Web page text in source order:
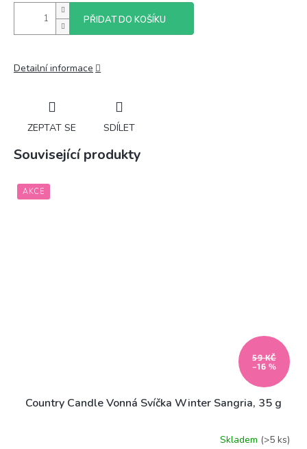
PŘIDAT DO KOŠÍKU
Detailní informace
ZEPTAT SE SDÍLET
Související produkty
AKCE
59 KČ
–16 %
Country Candle Vonná Svíčka Winter Sangria, 35 g
Skladem (>5 ks)